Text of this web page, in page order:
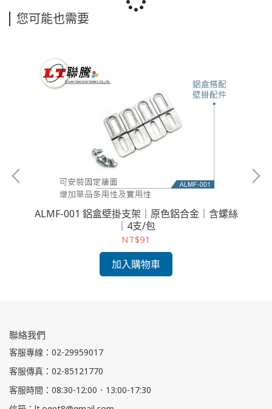
您可能也需要
ALMF-001 鋁盒壁掛支架｜原色鋁合金｜含螺絲
｜4支/包
NT$91
加入購物車
聯絡我們
客服專線：02-29959017
客服傳真：02-85121770
客服時間：08:30-12:00．13:00-17:30